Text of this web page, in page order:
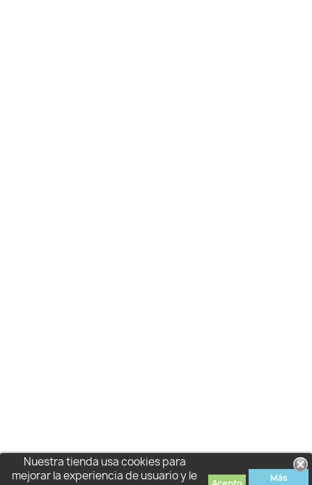
Nuestra tienda usa cookies para
mejorar la experiencia de usuario y le
Más